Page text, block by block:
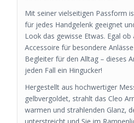
Mit seiner vielseitigen Passform
für jedes Handgelenk geeignet
Look das gewisse Etwas. Egal ob
Accessoire für besondere
Begleiter für den Alltag – dieses
jeden Fall ein Hingucker!
Hergestellt aus hochwertiger
gelbvergoldet, strahlt das Cleo
warmen und strahlenden Glanz,